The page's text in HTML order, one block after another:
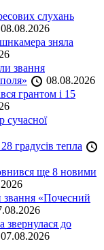
слухань
08.08.2026
зняла
звання
08.08.2026
грантом і 15
сучасної
градусів тепла
ще 8 новими
звання «Почесний
звернулася до
07.08.2026